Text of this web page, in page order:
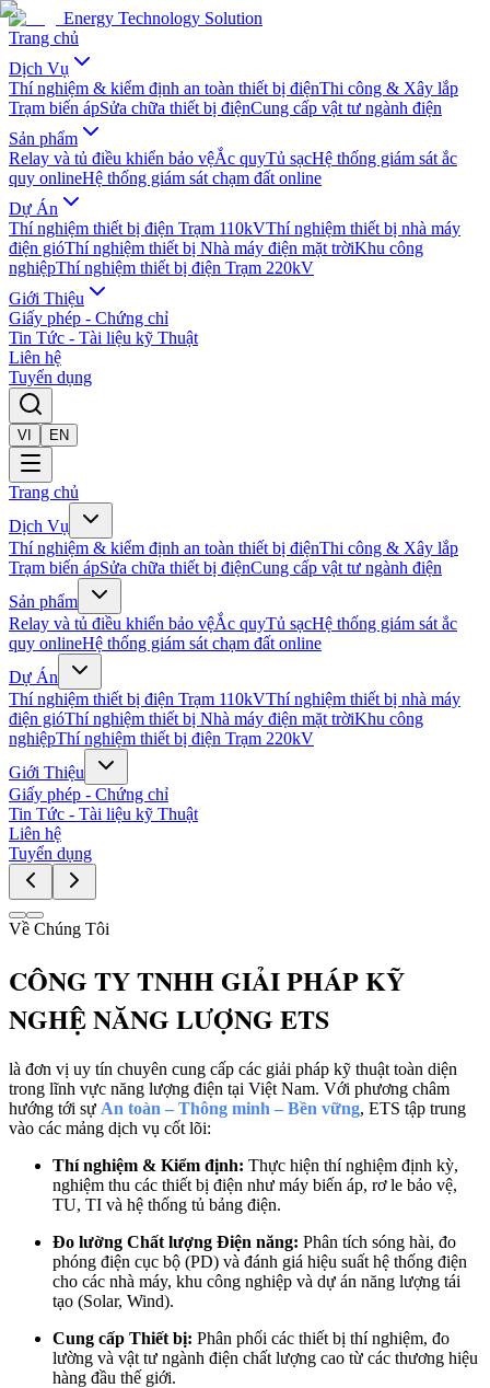
Energy Technology Solution
Trang chủ
Dịch Vụ
Thí nghiệm & kiểm định an toàn thiết bị điệnThi công & Xây lắp
Trạm biến ápSửa chữa thiết bị điệnCung cấp vật tư ngành điện
Sản phẩm
Relay và tủ điều khiển bảo vệẮc quyTủ sạcHệ thống giám sát ắc
quy onlineHệ thống giám sát chạm đất online
Dự Án
Thí nghiệm thiết bị điện Trạm 110kVThí nghiệm thiết bị nhà máy
điện gióThí nghiệm thiết bị Nhà máy điện mặt trờiKhu công
nghiệpThí nghiệm thiết bị điện Trạm 220kV
Giới Thiệu
Giấy phép - Chứng chỉ
Tin Tức - Tài liệu kỹ Thuật
Liên hệ
Tuyển dụng
VI EN
Trang chủ
Dịch Vụ
Thí nghiệm & kiểm định an toàn thiết bị điệnThi công & Xây lắp
Trạm biến ápSửa chữa thiết bị điệnCung cấp vật tư ngành điện
Sản phẩm
Relay và tủ điều khiển bảo vệẮc quyTủ sạcHệ thống giám sát ắc
quy onlineHệ thống giám sát chạm đất online
Dự Án
Thí nghiệm thiết bị điện Trạm 110kVThí nghiệm thiết bị nhà máy
điện gióThí nghiệm thiết bị Nhà máy điện mặt trờiKhu công
nghiệpThí nghiệm thiết bị điện Trạm 220kV
Giới Thiệu
Giấy phép - Chứng chỉ
Tin Tức - Tài liệu kỹ Thuật
Liên hệ
Tuyển dụng
Về Chúng Tôi
CÔNG TY TNHH GIẢI PHÁP KỸ
NGHỆ NĂNG LƯỢNG ETS
là đơn vị uy tín chuyên cung cấp các giải pháp kỹ thuật toàn diện
trong lĩnh vực năng lượng điện tại Việt Nam. Với phương châm
hướng tới sự An toàn – Thông minh – Bền vững, ETS tập trung
vào các mảng dịch vụ cốt lõi:
Thí nghiệm & Kiểm định: Thực hiện thí nghiệm định kỳ,
nghiệm thu các thiết bị điện như máy biến áp, rơ le bảo vệ,
TU, TI và hệ thống tủ bảng điện.
Đo lường Chất lượng Điện năng: Phân tích sóng hài, đo
phóng điện cục bộ (PD) và đánh giá hiệu suất hệ thống điện
cho các nhà máy, khu công nghiệp và dự án năng lượng tái
tạo (Solar, Wind).
Cung cấp Thiết bị: Phân phối các thiết bị thí nghiệm, đo
lường và vật tư ngành điện chất lượng cao từ các thương hiệu
hàng đầu thế giới.